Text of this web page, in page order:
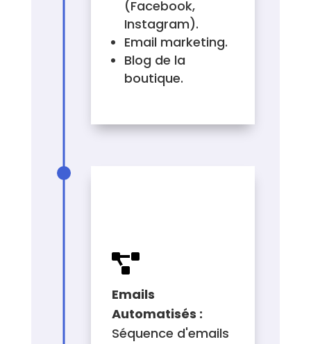
(Facebook,
Instagram).
Email marketing.
Blog de la
boutique.

Emails
Automatisés :
Séquence d'emails